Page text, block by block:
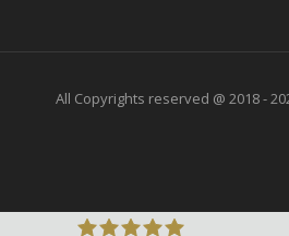
All Copyrights reserved @ 2018 -